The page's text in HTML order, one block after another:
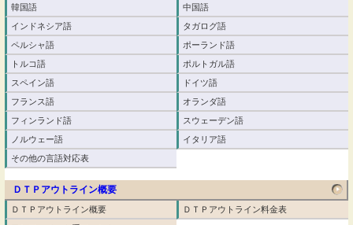
韓国語
中国語
インドネシア語
タガログ語
ペルシャ語
ポーランド語
トルコ語
ポルトガル語
スペイン語
ドイツ語
フランス語
オランダ語
フィンランド語
スウェーデン語
ノルウェー語
イタリア語
その他の言語対応表
ＤＴＰアウトライン概要
ＤＴＰアウトライン概要
ＤＴＰアウトライン料金表